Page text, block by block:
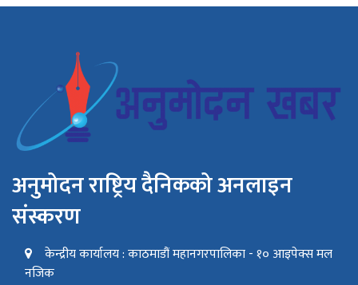
अनुमोदन राष्ट्रिय दैनिकको अनलाइन
संस्करण
केन्द्रीय कार्यालय : काठमाडौं महानगरपालिका - १० आइपेक्स मल
नजिक